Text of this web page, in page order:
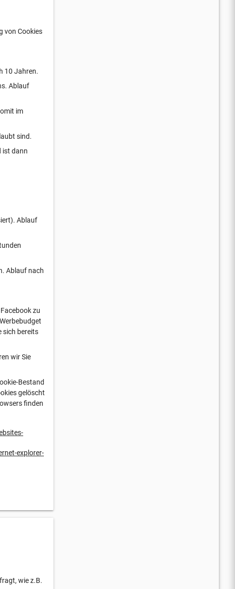
von Cookies
10 Jahren.
Ablauf
im
sind.
ist dann
Ablauf
Ablauf nach
zu
sich bereits
wir Sie
Bestand
gelöscht
finden
explorer-
wie z.B.